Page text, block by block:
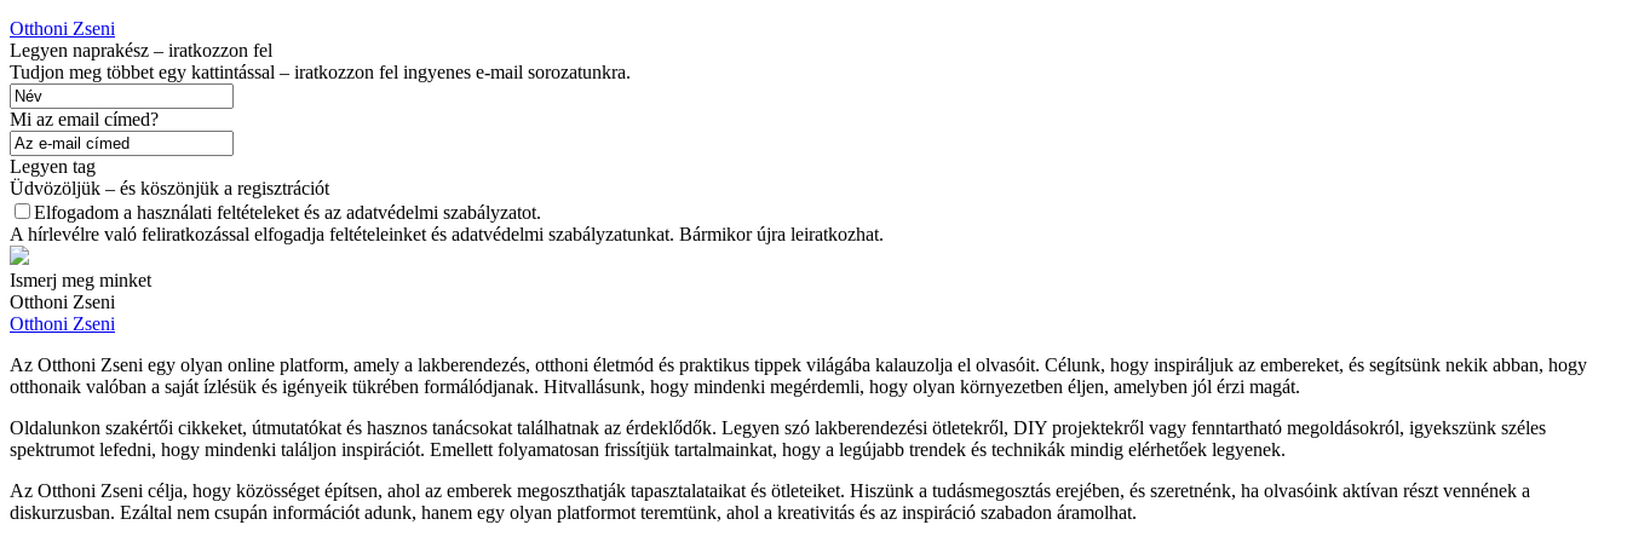
Otthoni Zseni
Legyen naprakész – iratkozzon fel
Tudjon meg többet egy kattintással – iratkozzon fel ingyenes e-mail sorozatunkra.
Mi az email címed?
Legyen tag
Üdvözöljük – és köszönjük a regisztrációt
Elfogadom a használati feltételeket és az adatvédelmi szabályzatot.
A hírlevélre való feliratkozással elfogadja feltételeinket és adatvédelmi szabályzatunkat. Bármikor újra leiratkozhat.
Ismerj meg minket
Otthoni Zseni
Otthoni Zseni
Az Otthoni Zseni egy olyan online platform, amely a lakberendezés, otthoni életmód és praktikus tippek világába kalauzolja el olvasóit. Célunk, hogy inspiráljuk az embereket, és segítsünk nekik abban, hogy
otthonaik valóban a saját ízlésük és igényeik tükrében formálódjanak. Hitvallásunk, hogy mindenki megérdemli, hogy olyan környezetben éljen, amelyben jól érzi magát.
Oldalunkon szakértői cikkeket, útmutatókat és hasznos tanácsokat találhatnak az érdeklődők. Legyen szó lakberendezési ötletekről, DIY projektekről vagy fenntartható megoldásokról, igyekszünk széles
spektrumot lefedni, hogy mindenki találjon inspirációt. Emellett folyamatosan frissítjük tartalmainkat, hogy a legújabb trendek és technikák mindig elérhetőek legyenek.
Az Otthoni Zseni célja, hogy közösséget építsen, ahol az emberek megoszthatják tapasztalataikat és ötleteiket. Hiszünk a tudásmegosztás erejében, és szeretnénk, ha olvasóink aktívan részt vennének a
diskurzusban. Ezáltal nem csupán információt adunk, hanem egy olyan platformot teremtünk, ahol a kreativitás és az inspiráció szabadon áramolhat.